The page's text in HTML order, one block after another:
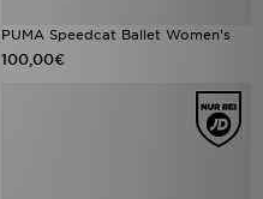
PUMA Speedcat Ballet Women's
100,00€